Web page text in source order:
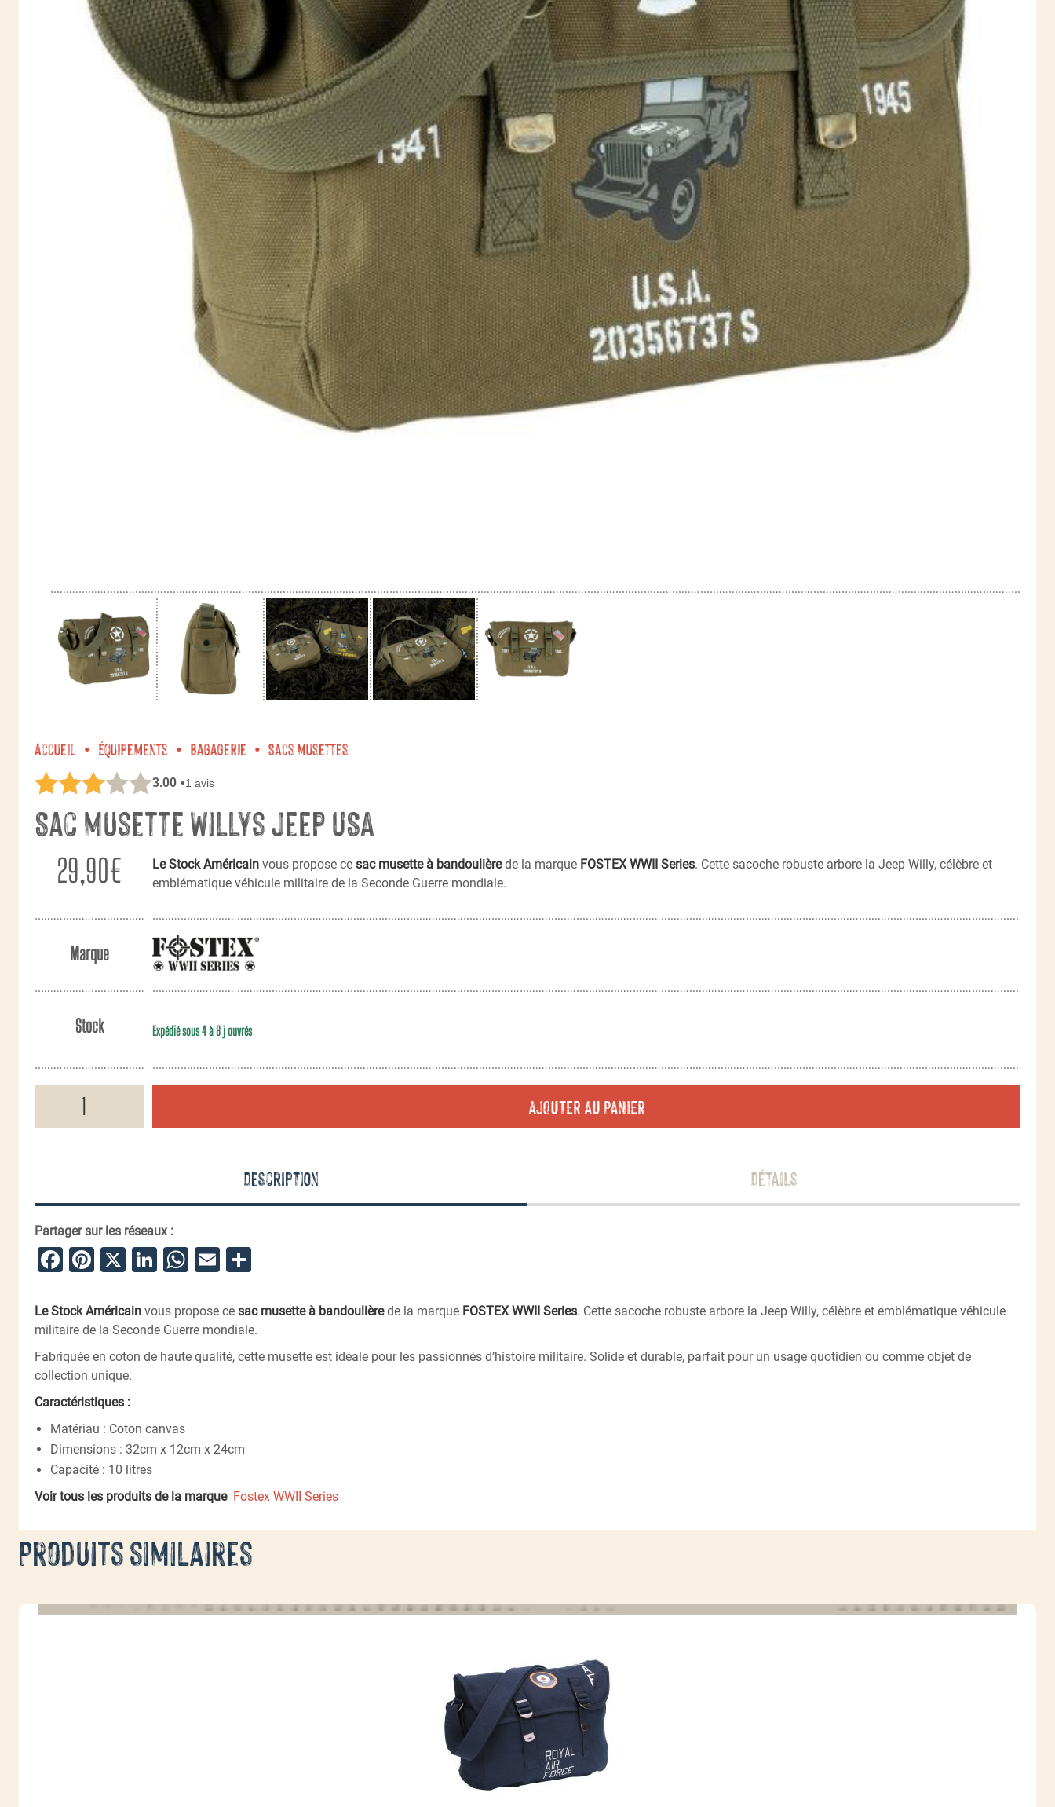
Accueil Équipements Bagagerie Sacs musettes
3.00 1 avis
Sac musette Willys Jeep USA
29,90€ Le Stock Américain vous propose ce sac musette à bandoulièrede la marque FOSTEX WWII Series. Cette sacoche robuste arbore la Jeep Willy, célèbre et
emblématique véhicule militaire de la Seconde Guerre mondiale.
Marque
Stock Expédié sous 4 à 8 j ouvrés
AJOUTER AU PANIER
Description Détails
Partager sur les réseaux :
Facebook
Pinterest
X LinkedIn
WhatsApp
Email
Le Stock Américain vous propose ce sac musette à bandoulièrede la marque FOSTEX WWII Series. Cette sacoche robuste arbore la Jeep Willy, célèbre et emblématique véhicule
militaire de la Seconde Guerre mondiale.
Fabriquée en coton de haute qualité, cette musette est idéale pour les passionnés d’histoire militaire. Solide et durable, parfait pour un usage quotidien ou comme objet de
collection unique.
Caractéristiques :
Matériau : Coton canvas
Dimensions : 32cm x 12cm x 24cm
Capacité : 10 litres
Voir tous les produits de la marque Fostex WWII Series
Produits similaires